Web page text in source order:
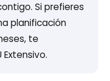
Si prefieres
planificación
te